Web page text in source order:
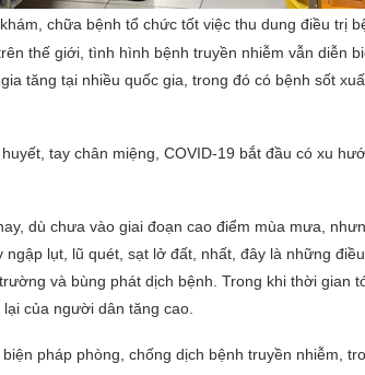
chữa bệnh tổ chức tốt việc thu dung điều trị
thế giới, tình hình bệnh truyền nhiễm vẫn diễn
tăng tại nhiều quốc gia, trong đó có bệnh sốt
tay chân miệng, COVID-19 bắt đầu có xu
dù chưa vào giai đoạn cao điểm mùa mưa,
lụt, lũ quét, sạt lở đất, nhất, đây là những
và bùng phát dịch bệnh. Trong khi thời gian
của người dân tăng cao.
pháp phòng, chống dịch bệnh truyền nhiễm,